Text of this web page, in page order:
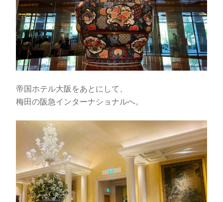
帝国ホテル大阪をあとにして、
梅田の阪急インターナショナルへ。